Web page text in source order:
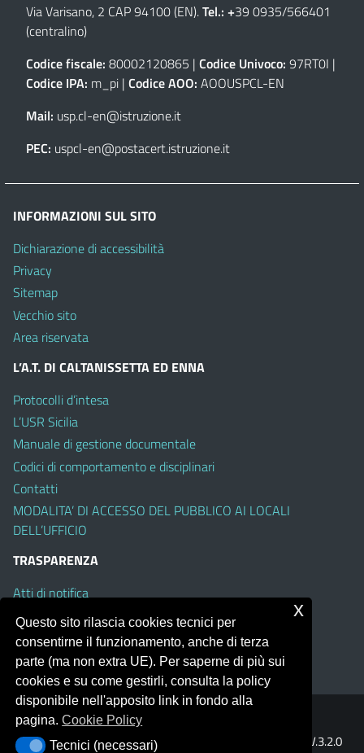
Via Varisano, 2 CAP 94100 (EN).Tel.: +39 0935/566401
(centralino)
Codice fiscale: 80002120865 | Codice Univoco: 97RT0I |
Codice IPA: m_pi | Codice AOO: AOOUSPCL-EN
Mail: usp.cl-en@istruzione.it
PEC: uspcl-en@postacert.istruzione.it
INFORMAZIONI SUL SITO
Dichiarazione di accessibilità
Privacy
Sitemap
Vecchio sito
Area riservata
L’A.T. DI CALTANISSETTA ED ENNA
Protocolli d’intesa
L’USR Sicilia
Manuale di gestione documentale
Codici di comportamento e disciplinari
Contatti
MODALITA’ DI ACCESSO DEL PUBBLICO AI LOCALI
DELL’UFFICIO
TRASPARENZA
Atti di notifica
Albo on line
Amministrazione Trasparente
Obiettivi di Accessibilità
Portale realizzato con la piattaforma
Template Italia configurato sul tema accessibile
V.3.2.0
Questo sito rilascia cookies tecnici per
consentirne il funzionamento, anche di terza
parte (ma non extra UE). Per saperne di più sui
cookies e su come gestirli, consulta la policy
disponibile nell'apposito link in fondo alla
pagina.Cookie Policy
Tecnici (necessari)
Tecnici (necessari)
x